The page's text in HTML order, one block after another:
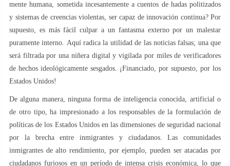
mente humana, sometida incesantemente a cuentos de hadas politizados
y sistemas de creencias violentas, ser capaz de innovación continua? Por
supuesto, es más fácil culpar a un fantasma externo por un malestar
puramente interno. Aquí radica la utilidad de las noticias falsas; una que
será filtrada por una niñera digital y vigilada por miles de verificadores
de hechos ideológicamente sesgados. ¡Financiado, por supuesto, por los
Estados Unidos!
De alguna manera, ninguna forma de inteligencia conocida, artificial o
de otro tipo, ha impresionado a los responsables de la formulación de
políticas de los Estados Unidos en las dimensiones de seguridad nacional
por la brecha entre inmigrantes y ciudadanos. Las comunidades
inmigrantes de alto rendimiento, por ejemplo, pueden ser atacadas por
ciudadanos furiosos en un período de intensa crisis económica, lo que